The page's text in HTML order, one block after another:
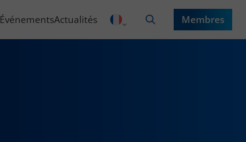
ÉvénementsActualités Membres